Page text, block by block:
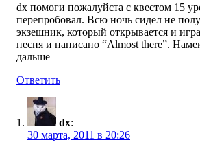
dx помоги пожалуйста с квестом 15
перепробовал. Всю ночь сидел не
экзешник, который открывается и
песня и написано “Almost there”.
дальше
Ответить
dx:
30 марта, 2011 в 20:26